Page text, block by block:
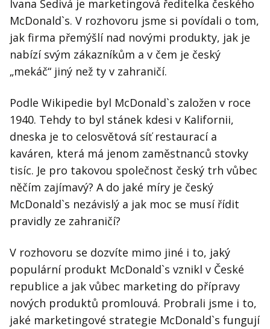
Ivana Šedivá je marketingová ředitelka českého
McDonald`s. V rozhovoru jsme si povídali o tom,
jak firma přemýšlí nad novými produkty, jak je
nabízí svým zákazníkům a v čem je český
„mekáč“ jiný než ty v zahraničí.
Podle Wikipedie byl McDonald`s založen v roce
1940. Tehdy to byl stánek kdesi v Kalifornii,
dneska je to celosvětová síť restaurací a
kaváren, která má jenom zaměstnanců stovky
tisíc. Je pro takovou společnost český trh vůbec
něčím zajímavý? A do jaké míry je český
McDonald`s nezávislý a jak moc se musí řídit
pravidly ze zahraničí?
V rozhovoru se dozvíte mimo jiné i to, jaký
populární produkt McDonald`s vznikl v České
republice a jak vůbec marketing do přípravy
nových produktů promlouvá. Probrali jsme i to,
jaké marketingové strategie McDonald`s fungují